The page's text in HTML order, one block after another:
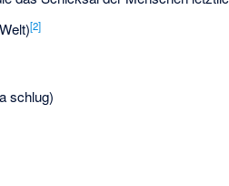
[2]
schlug)